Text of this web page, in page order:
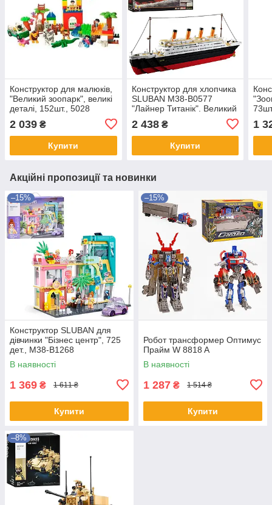
Конструктор для малюків,
"Великий зоопарк", великі
деталі, 152шт., 5028
2 039 ₴
Купити
Конструктор для хлопчика
SLUBAN M38-B0577
"Лайнер Титанік". Великий
корабель. 1012 деталей
2 438₴
Купити
1
Акційні пропозиції та новинки
–15%
Конструктор SLUBAN для
дівчинки "Бізнес центр", 725
дет., M38-B1268
В наявності
1 369 ₴ 1 611 ₴
Купити
–15%
Робот трансформер Оптимус
Прайм W 8818 A
В наявності
1 287 ₴ 1 514 ₴
Купити
–8%